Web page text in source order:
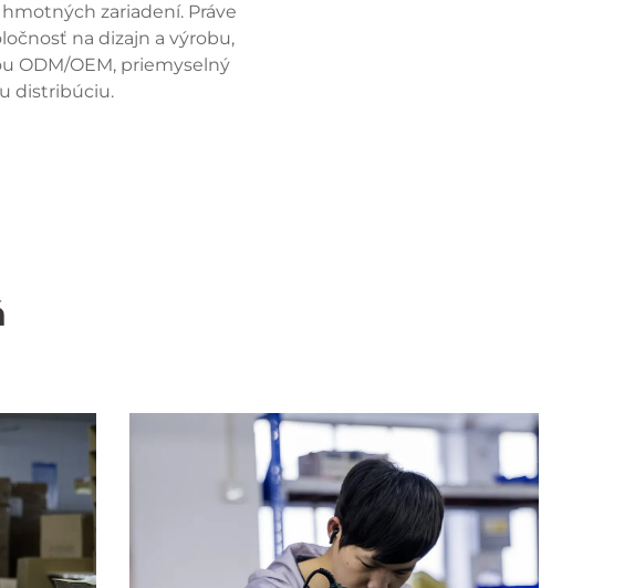
zariadení. Práve
na dizajn a výrobu,
ODM/OEM, priemyselný
distribúciu.